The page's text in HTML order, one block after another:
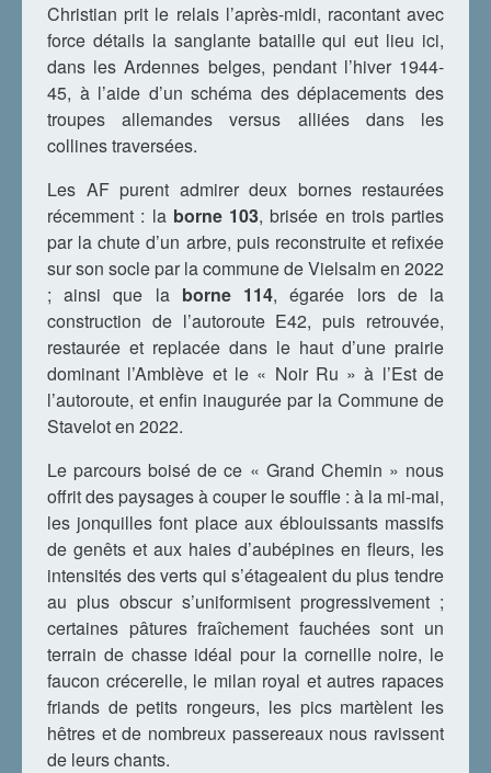
Christian prit le relais l’après-midi, racontant avec
force détails la sanglante bataille qui eut lieu ici,
dans les Ardennes belges, pendant l’hiver 1944-
45, à l’aide d’un schéma des déplacements des
troupes allemandes versus alliées dans les
collines traversées.
Les AF purent admirer deux bornes restaurées
récemment : la borne 103, brisée en trois parties
par la chute d’un arbre, puis reconstruite et refixée
sur son socle par la commune de Vielsalm en 2022
; ainsi que la borne 114, égarée lors de la
construction de l’autoroute E42, puis retrouvée,
restaurée et replacée dans le haut d’une prairie
dominant l’Amblève et le « Noir Ru » à l’Est de
l’autoroute, et enfin inaugurée par la Commune de
Stavelot en 2022.
Le parcours boisé de ce « Grand Chemin » nous
offrit des paysages à couper le souffle : à la mi-mai,
les jonquilles font place aux éblouissants massifs
de genêts et aux haies d’aubépines en fleurs, les
intensités des verts qui s’étageaient du plus tendre
au plus obscur s’uniformisent progressivement ;
certaines pâtures fraîchement fauchées sont un
terrain de chasse idéal pour la corneille noire, le
faucon crécerelle, le milan royal et autres rapaces
friands de petits rongeurs, les pics martèlent les
hêtres et de nombreux passereaux nous ravissent
de leurs chants.